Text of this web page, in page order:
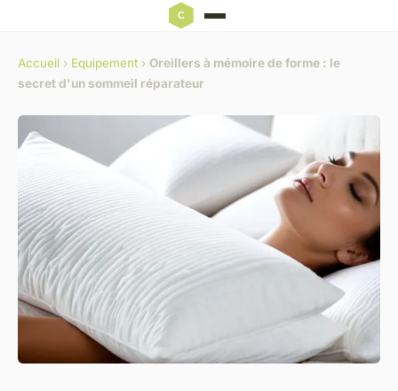
Accueil › Equipement › Oreillers à mémoire de forme : le
secret d'un sommeil réparateur